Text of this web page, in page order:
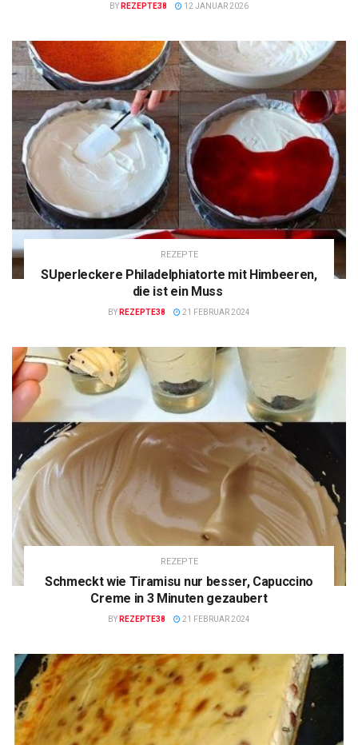
BY REZEPTE38 12 JANUAR 2026
REZEPTE
SUperleckere Philadelphiatorte mit Himbeeren,
die ist ein Muss
BY REZEPTE38 21 FEBRUAR 2024
REZEPTE
Schmeckt wie Tiramisu nur besser, Capuccino
Creme in 3 Minuten gezaubert
BY REZEPTE38 21 FEBRUAR 2024